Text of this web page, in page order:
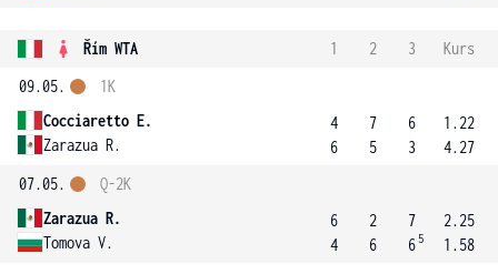
Řím WTA 1 2 3
Kurs
09.05.
Cocciaretto E.
Zarazua R.
1K
4
6
7
5
6
3
1.22
4.27
07.05.
Zarazua R.
Tomova V.
Q-2K
6
4
2
6
7
6 5
2.25
1.58